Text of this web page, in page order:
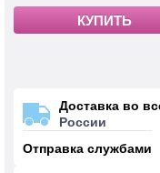
КУПИТЬ
Доставка во
России
Отправка службами